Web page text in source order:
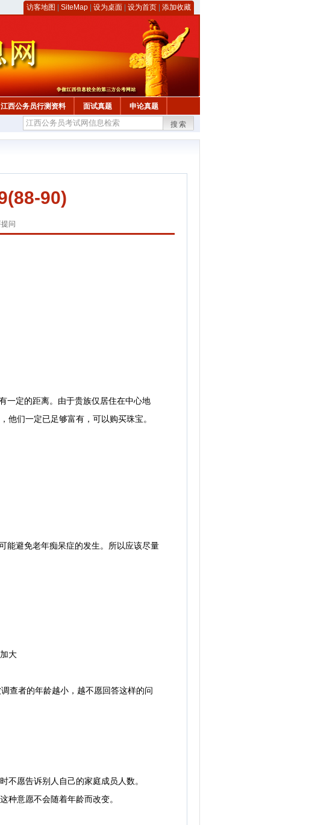
访客地图 SiteMap 设为桌面 设为首页 添加收藏
江西公务员行测资料 面试真题 申论真题
搜索
90)
问
定的距离。由于贵族仅居住在中心地
他们一定已足够富有，可以购买珠宝。
避免老年痴呆症的发生。所以应该尽量
大
查者的年龄越小，越不愿回答这样的问
愿告诉别人自己的家庭成员人数。
意愿不会随着年龄而改变。